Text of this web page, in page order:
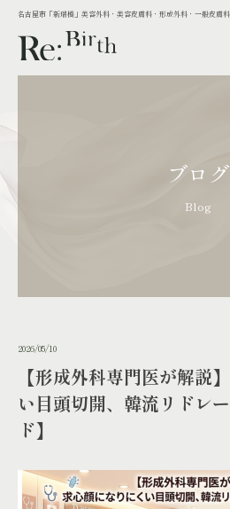
名古屋市「新瑞橋」美容外科・美容皮膚科・形成外科・一般皮膚科
ブログ
Blog
2026/05/10
【形成外科専門医が解説
い目頭切開、韓流リドレ
ド】